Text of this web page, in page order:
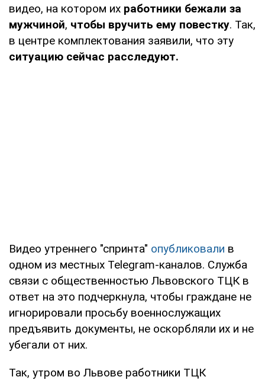
видео, на котором их работники бежали за
мужчиной, чтобы вручить ему повестку. Так,
в центре комплектования заявили, что эту
ситуацию сейчас расследуют.
Видео утреннего "спринта" опубликовали в
одном из местных Telegram-каналов. Служба
связи с общественностью Львовского ТЦК в
ответ на это подчеркнула, чтобы граждане не
игнорировали просьбу военнослужащих
предъявить документы, не оскорбляли их и не
убегали от них.
Так, утром во Львове работники ТЦК